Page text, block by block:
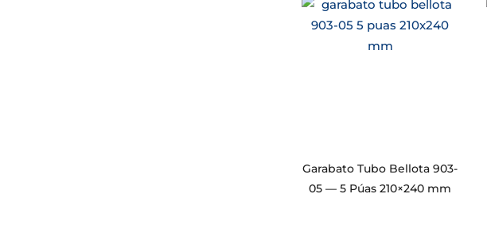
Garabato Tubo Bellota 903-
05 — 5 Púas 210×240 mm